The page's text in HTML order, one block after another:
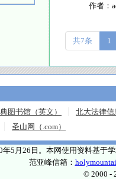
作者：
共7条 1
图书馆（英文）
北大法律信
圣山网（.com）
年5月26日。本网使用资料基于
范亚峰信箱：
© 2000 -